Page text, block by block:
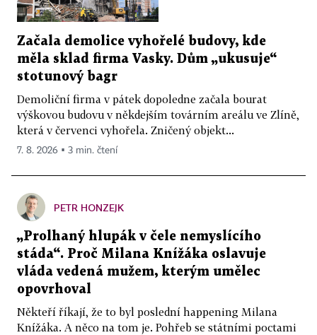
Začala demolice vyhořelé budovy, kde
měla sklad firma Vasky. Dům „ukusuje“
stotunový bagr
Demoliční firma v pátek dopoledne začala bourat
výškovou budovu v někdejším továrním areálu ve Zlíně,
která v červenci vyhořela. Zničený objekt...
7. 8. 2026 ▪ 3 min. čtení
PETR HONZEJK
„Prolhaný hlupák v čele nemyslícího
stáda“. Proč Milana Knížáka oslavuje
vláda vedená mužem, kterým umělec
opovrhoval
Někteří říkají, že to byl poslední happening Milana
Knížáka. A něco na tom je. Pohřeb se státními poctami